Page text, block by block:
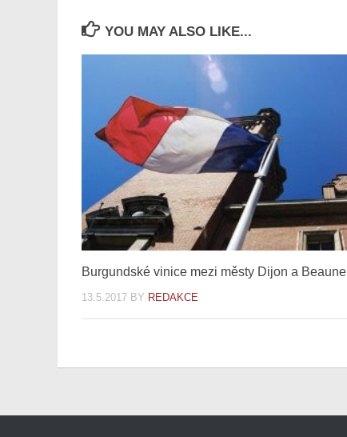
YOU MAY ALSO LIKE...
Burgundské vinice mezi městy Dijon a Beaune
13.5.2017 BY REDAKCE